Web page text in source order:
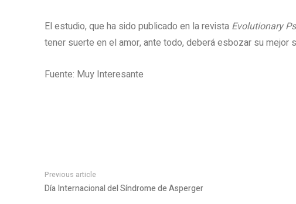
El estudio, que ha sido publicado en la revista Evolutionary
tener suerte en el amor, ante todo, deberá esbozar su mejor
Fuente: Muy Interesante
Previous article
Día Internacional del Síndrome de Asperger